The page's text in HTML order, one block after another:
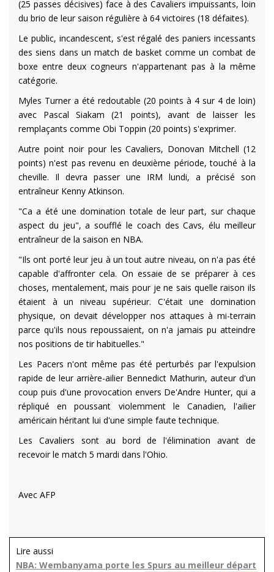
(25 passes décisives) face à des Cavaliers impuissants, loin
du brio de leur saison régulière à 64 victoires (18 défaites).
Le public, incandescent, s'est régalé des paniers incessants
des siens dans un match de basket comme un combat de
boxe entre deux cogneurs n'appartenant pas à la même
catégorie.
Myles Turner a été redoutable (20 points à 4 sur 4 de loin)
avec Pascal Siakam (21 points), avant de laisser les
remplaçants comme Obi Toppin (20 points) s'exprimer.
Autre point noir pour les Cavaliers, Donovan Mitchell (12
points) n'est pas revenu en deuxième période, touché à la
cheville. Il devra passer une IRM lundi, a précisé son
entraîneur Kenny Atkinson.
"Ca a été une domination totale de leur part, sur chaque
aspect du jeu", a soufflé le coach des Cavs, élu meilleur
entraîneur de la saison en NBA.
"Ils ont porté leur jeu à un tout autre niveau, on n'a pas été
capable d'affronter cela. On essaie de se préparer à ces
choses, mentalement, mais pour je ne sais quelle raison ils
étaient à un niveau supérieur. C'était une domination
physique, on devait développer nos attaques à mi-terrain
parce qu'ils nous repoussaient, on n'a jamais pu atteindre
nos positions de tir habituelles."
Les Pacers n'ont même pas été perturbés par l'expulsion
rapide de leur arrière-ailier Bennedict Mathurin, auteur d'un
coup puis d'une provocation envers De'Andre Hunter, qui a
répliqué en poussant violemment le Canadien, l'ailier
américain héritant lui d'une simple faute technique.
Les Cavaliers sont au bord de l'élimination avant de
recevoir le match 5 mardi dans l'Ohio.
Avec AFP
Lire aussi
NBA: Wembanyama porte les Spurs au meilleur départ